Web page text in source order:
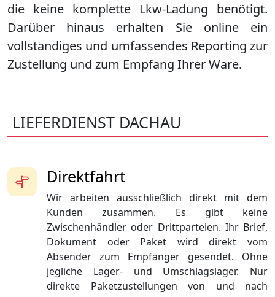
die keine komplette Lkw-Ladung benötigt.
Darüber hinaus erhalten Sie online ein
vollständiges und umfassendes Reporting zur
Zustellung und zum Empfang Ihrer Ware.
LIEFERDIENST DACHAU
Direktfahrt
Wir arbeiten ausschließlich direkt mit dem
Kunden zusammen. Es gibt keine
Zwischenhändler oder Drittparteien. Ihr Brief,
Dokument oder Paket wird direkt vom
Absender zum Empfänger gesendet. Ohne
jegliche Lager- und Umschlagslager. Nur
direkte Paketzustellungen von und nach